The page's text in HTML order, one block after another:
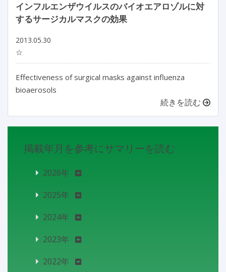
インフルエンザウイルスのバイオエアロゾルに対
するサージカルマスクの効果
2013.05.30
☆
Effectiveness of surgical masks against influenza
bioaerosols
続きを読む
掲載年月を参考にサマリーを読む
2026年
2025年
2024年
2023年
2022年